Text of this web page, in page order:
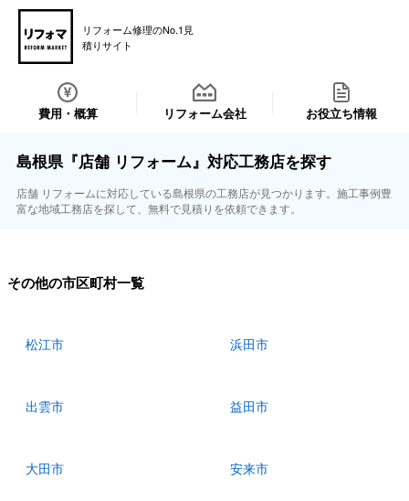
リフォーム修理のNo.1見
積りサイト
費用・概算 リフォーム会社 お役立ち情報
島根県『店舗 リフォーム』対応工務店を探す
店舗 リフォームに対応している島根県の工務店が見つかります。施工事例豊
富な地域工務店を探して、無料で見積りを依頼できます。
その他の市区町村一覧
松江市 浜田市
出雲市 益田市
大田市 安来市